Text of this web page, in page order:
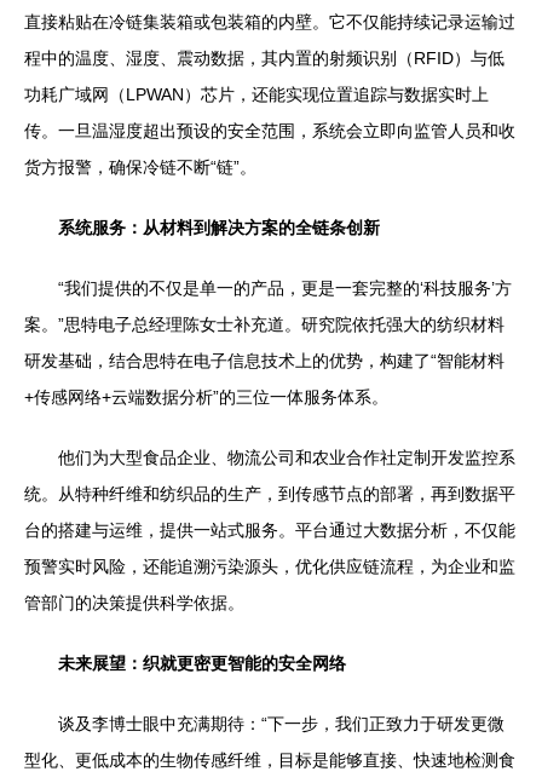
直接粘贴在冷链集装箱或包装箱的内壁。它不仅能持续记录运输过
程中的温度、湿度、震动数据，其内置的射频识别（RFID）与低
功耗广域网（LPWAN）芯片，还能实现位置追踪与数据实时上
传。一旦温湿度超出预设的安全范围，系统会立即向监管人员和收
货方报警，确保冷链不断“链”。
系统服务：从材料到解决方案的全链条创新
“我们提供的不仅是单一的产品，更是一套完整的‘科技服务’方
案。”思特电子总经理陈女士补充道。研究院依托强大的纺织材料
研发基础，结合思特在电子信息技术上的优势，构建了“智能材料
+传感网络+云端数据分析”的三位一体服务体系。
他们为大型食品企业、物流公司和农业合作社定制开发监控系
统。从特种纤维和纺织品的生产，到传感节点的部署，再到数据平
台的搭建与运维，提供一站式服务。平台通过大数据分析，不仅能
预警实时风险，还能追溯污染源头，优化供应链流程，为企业和监
管部门的决策提供科学依据。
未来展望：织就更密更智能的安全网络
谈及李博士眼中充满期待：“下一步，我们正致力于研发更微
型化、更低成本的生物传感纤维，目标是能够直接、快速地检测食